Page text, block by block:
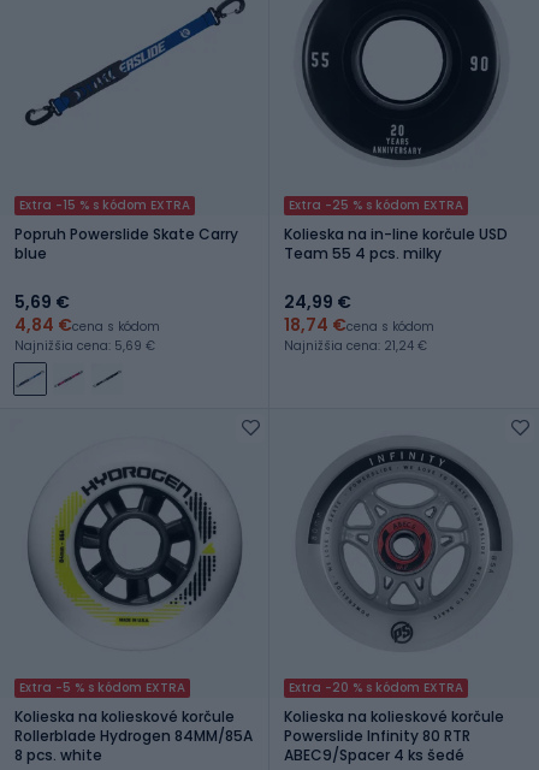
Extra -15 % s kódom EXTRA
Popruh Powerslide Skate Carry
blue
5,69 €
4,84 €cena s kódom
Najnižšia cena: 5,69 €
Extra -25 % s kódom EXTRA
Kolieska na in-line korčule USD
Team 55 4 pcs. milky
24,99 €
18,74 €cena s kódom
Najnižšia cena: 21,24 €
Extra -5 % s kódom EXTRA
Kolieska na kolieskové korčule
Rollerblade Hydrogen 84MM/85A
8 pcs. white
Extra -20 % s kódom EXTRA
Kolieska na kolieskové korčule
Powerslide Infinity 80 RTR
ABEC9/Spacer 4 ks šedé